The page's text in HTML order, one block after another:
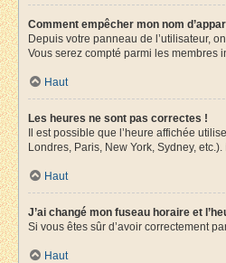
Comment empêcher mon nom
Depuis votre panneau de l’utilisateur,
Vous serez compté parmi les membres
Haut
Les heures ne sont pas correctes !
Il est possible que l’heure affichée
Londres, Paris, New York, Sydney,
Haut
J’ai changé mon fuseau horaire et
Si vous êtes sûr d’avoir correctement
Haut